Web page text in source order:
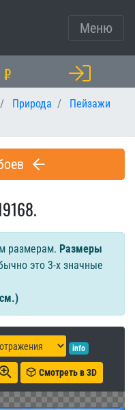
Меню
₽
Природа
Пейзажи
размерам. Размеры
это 3-х значные
info
Смотреть в 3D